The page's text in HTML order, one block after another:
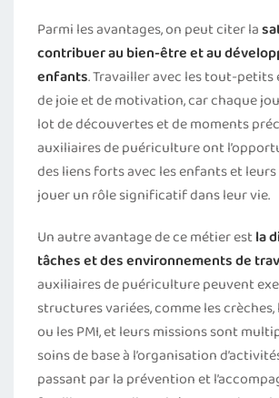
Parmi les avantages, on peut citer la
contribuer au bien-être et au
enfants. Travailler avec les tout-petits
de joie et de motivation, car chaque
lot de découvertes et de moments
auxiliaires de puériculture ont
des liens forts avec les enfants et
jouer un rôle significatif dans leur vie.
Un autre avantage de ce métier estla
tâches et des environnements de
auxiliaires de puériculture peuvent
structures variées, comme les
ou les PMI, et leurs missions sont
soins de base à l’organisation
passant par la prévention et